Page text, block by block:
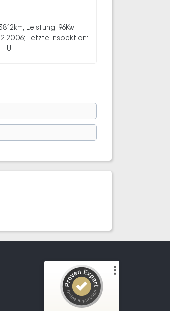
Leistung: 96Kw;
Letzte Inspektion:
Kundenbewertungen und Erfahrungen zu
Wir kaufen dein Motorrad